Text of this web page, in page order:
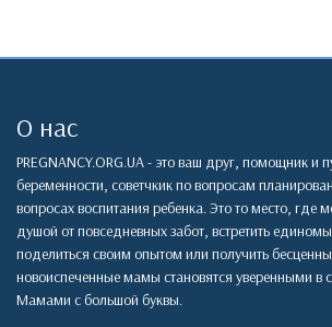
О нас
PREGNANCY.ORG.UA - это ваш друг, помощник и
беременности, советчкик по вопросам
вопросах воспитания ребенка. Это то место, где
душой от повседневных забот, встретить
поделиться своим опытом или получить
новоиспеченные мамы становятся уверенными в
Мамами с большой буквы.